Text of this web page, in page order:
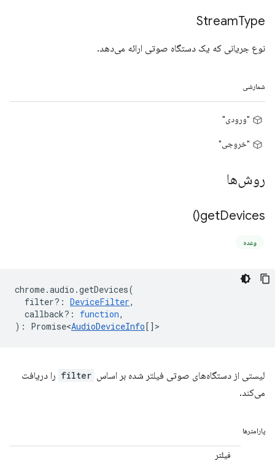
StreamType
نوع جریانی که یک دستگاه صوتی ارائه می‌دهد.
شمارشی
"ورودی"
"خروجی"
روش‌ها
getDevices(
)
وعده
chrome.audio .getDevices(
filter? : DeviceFilter,
callback? : function,
) : Promise<AudioDeviceInfo[] >
لیستی از دستگاه‌های صوتی فیلتر شده بر اساس filter را دریافت
می‌کند.
پارامترها
فیلتر